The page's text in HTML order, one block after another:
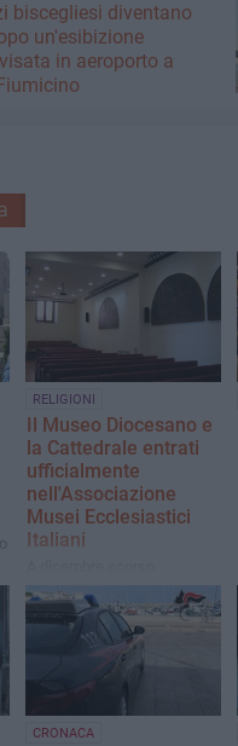
biscegliesi diventano
un'esibizione
in aeroporto a
RELIGIONI
Il Museo Diocesano e
la Cattedrale entrati
ufficialmente
nell'Associazione
Musei Ecclesiastici
Italiani
l'inserimento nella rete dei
poli bibliomuseali dell'Alta
CRONACA